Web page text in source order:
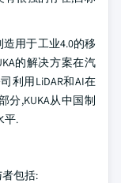
造用于工业4.0的移
的解决方案在汽
利用LiDAR和AI在
分,KUKA从中国制
平.
包括: